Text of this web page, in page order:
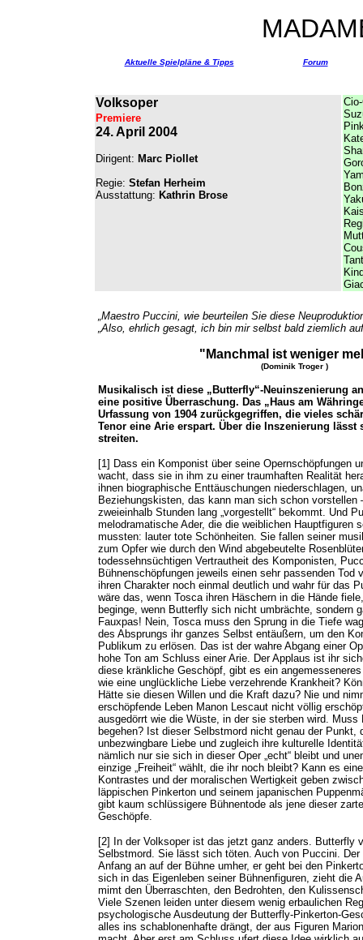
Aktuelle Spielpläne & Tipps Forum
Volksoper
Premiere
24. April 2004
Dirigent: Marc Piollet
Regie: Stefan Herheim
Ausstattung: Kathrin Brose
„Maestro Puccini, wie beurteilen Sie diese
„Also, ehrlich gesagt, ich bin mir selbst bald ziemlich
"Manchmal ist weniger
(Dominik Troger )
Musikalisch ist diese „Butterfly“-Neuinszenierung
eine positive Überraschung. Das „Haus am
Urfassung von 1904 zurückgegriffen, die vieles
Tenor eine Arie erspart. Über die Inszenierung lässt
streiten.
[1] Dass ein Komponist über seine Opernschöpfungen
wacht, dass sie in ihm zu einer traumhaften Realität
ihnen biographische Enttäuschungen niederschlagen,
Beziehungskisten, das kann man sich schon vorstellen
zweieinhalb Stunden lang „vorgestellt“ bekommt. Und
melodramatische Ader, die die weiblichen Hauptfiguren
mussten: lauter tote Schönheiten. Sie fallen seiner
zum Opfer wie durch den Wind abgebeutelte
todessehnsüchtigen Vertrautheit des Komponisten,
Bühnenschöpfungen jeweils einen sehr passenden Tod
ihren Charakter noch einmal deutlich und wahr für das
wäre das, wenn Tosca ihren Häschern in die Hände
beginge, wenn Butterfly sich nicht umbrächte, sondern
Fauxpas! Nein, Tosca muss den Sprung in die Tiefe
des Absprungs ihr ganzes Selbst entäußern, um den
Publikum zu erlösen. Das ist der wahre Abgang einer
hohe Ton am Schluss einer Arie. Der Applaus ist ihr
diese kränkliche Geschöpf, gibt es ein
wie eine unglückliche Liebe verzehrende Krankheit?
Hätte sie diesen Willen und die Kraft dazu? Nie und
erschöpfende Leben Manon Lescaut nicht völlig
ausgedörrt wie die Wüste, in der sie sterben wird.
begehen? Ist dieser Selbstmord nicht genau der Punkt,
unbezwingbare Liebe und zugleich ihre kulturelle
nämlich nur sie sich in dieser Oper „echt“ bleibt und
einzige „Freiheit“ wählt, die ihr noch bleibt? Kann es
Kontrastes und der moralischen Wertigkeit geben
läppischen Pinkerton und seinem japanischen
gibt kaum schlüssigere Bühnentode als jene dieser
Geschöpfe.
[2] In der Volksoper ist das jetzt ganz anders. Butterfly
Selbstmord. Sie lässt sich töten. Auch von Puccini.
Anfang an auf der Bühne umher, er geht bei den
sich in das Eigenleben seiner Bühnenfiguren, zieht die
mimt den Überraschten, den Bedrohten, den
Viele Szenen leiden unter diesem wenig erbaulichen
psychologische Ausdeutung der Butterfly-Pinkerton-
alles ins schablonenhafte drängt, der aus Figuren